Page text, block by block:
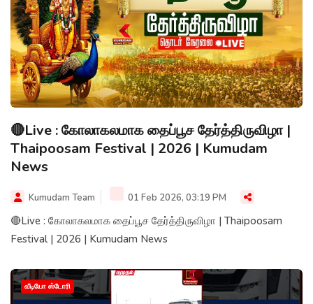
🔴Live : கோலாகலமாக தைப்பூச தேர்த்திருவிழா |
Thaipoosam Festival | 2026 | Kumudam
News
Kumudam Team 01 Feb 2026, 03:19 PM
🔴Live : கோலாகலமாக தைப்பூச தேர்த்திருவிழா | Thaipoosam
Festival | 2026 | Kumudam News
வீடியோ ஸ்டோரி